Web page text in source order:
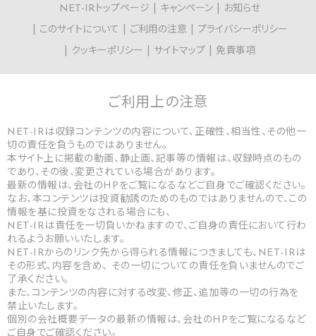
NET-IRトップページ キャンペーン
お知らせ
このサイトについて
ご利用の注意
プライバシーポリシー
クッキーポリシー
サイトマップ 免責事項
ご利用上の注意
NET-IRは収録コンテンツの内容について、正確性、相当性、その他一
切の責任を負うものではありません。
本サイト上に掲載の動画、静止画、記事等の情報は、収録時点のもの
であり、その後、変更されている場合があります。
最新の情報は、会社のHPをご覧になるなどご自身でご確認ください。
なお、本コンテンツは投資勧誘のためのものではありませんので、この
情報を基に投資をなされる場合にも、
NET-IRは責任を一切負いかねますので、ご自身の責任において行わ
れるようお願いいたします。
NET-IRからのリンク先から得られる情報につきましても、NET-IRは
その形式、内容を含め、 その一切についての責任を負いませんのでご
了承ください。
また、コンテンツの内容に対する改変、修正、追加等の一切の行為を
禁止いたします。
個別の会社概要データの最新の情報は、会社のHPをご覧になるなど
ご自身でご確認ください。